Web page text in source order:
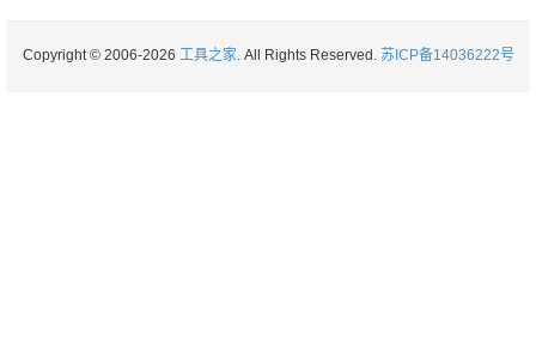
Copyright © 2006-2026 工具之家. All Rights Reserved. 苏ICP备14036222号